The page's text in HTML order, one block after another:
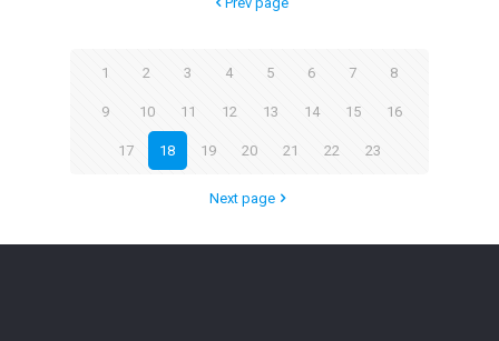
1 2 3 4 5 6 7 8
9 10 11 12 13 14 15 16
17 18 19 20 21 22 23
Next page